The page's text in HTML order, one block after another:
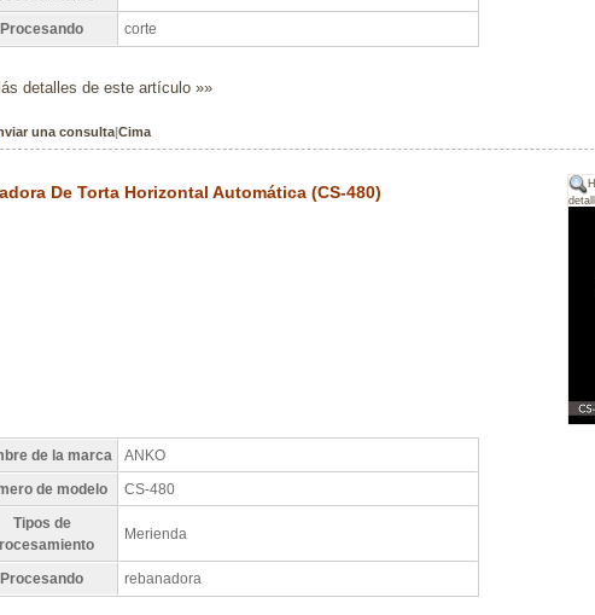
Procesando corte
detalles de este artículo »»
una consulta|Cima
De Torta Horizontal Automática (CS-480)
de la marca
ANKO
de modelo
CS-480
Tipos de
Merienda
Procesando rebanadora